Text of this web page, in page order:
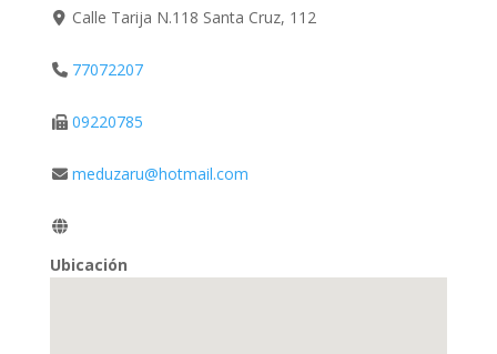
Calle Tarija N.118 Santa Cruz, 112
77072207
09220785
meduzaru@hotmail.com
Ubicación